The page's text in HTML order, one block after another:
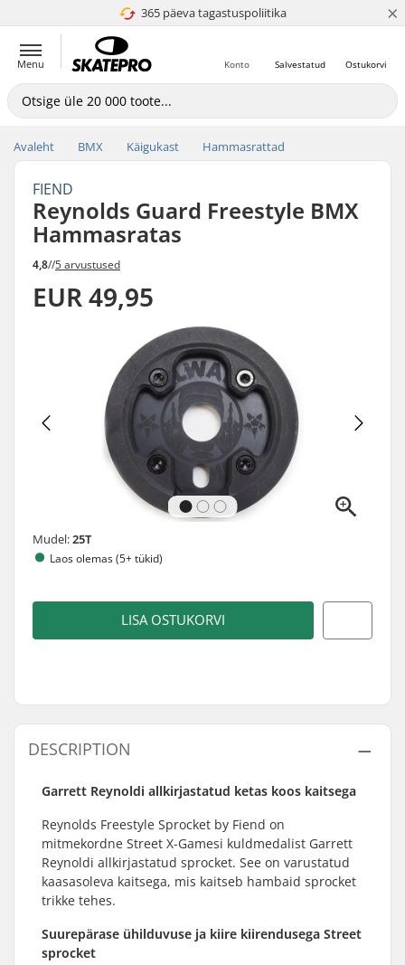
365 päeva tagastuspoliitika
4.8 paljaks 5 ×
Menu Ostukorvi
Salvestatud
Konto
Avaleht BMX Käigukast Hammasrattad
FIEND
Reynolds Guard Freestyle BMX
Hammasratas
4,8//5 arvustused
EUR 49,95
Mudel:25T
Laos olemas (5+ tükid)
LISA OSTUKORVI
DESCRIPTION
Garrett Reynoldi allkirjastatud ketas koos kaitsega
Reynolds Freestyle Sprocket by Fiend on
mitmekordne Street X-Gamesi kuldmedalist Garrett
Reynoldi allkirjastatud sprocket. See on varustatud
kaasasoleva kaitsega, mis kaitseb hambaid sprocket
trikke tehes.
Suurepärase ühilduvuse ja kiire kiirendusega Street
sprocket